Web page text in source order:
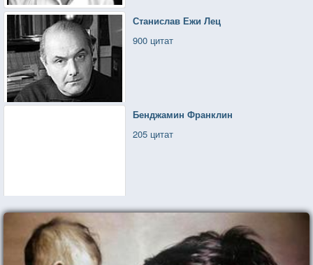
Станислав Ежи Лец
900 цитат
Бенджамин Франклин
205 цитат